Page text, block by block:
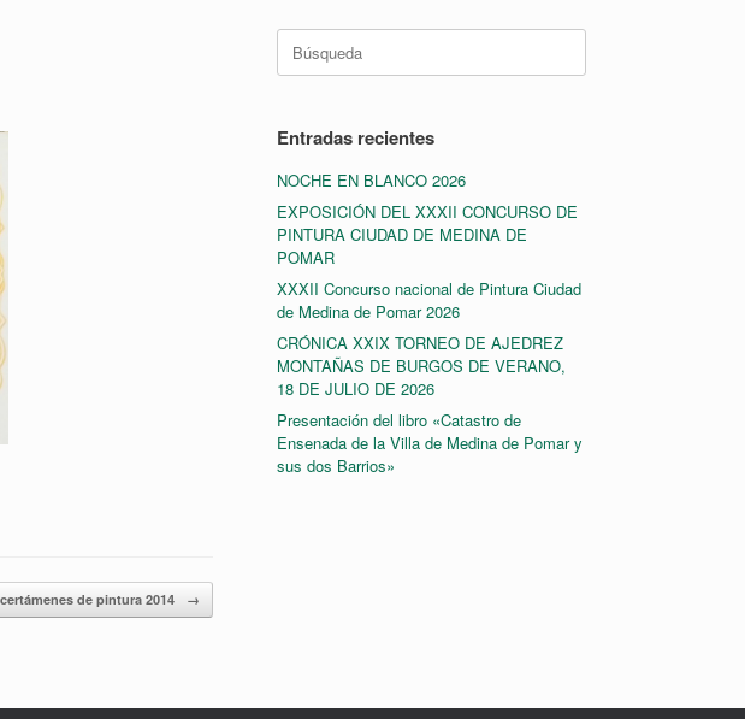
de pintura 2014 →
Buscar:
Entradas recientes
NOCHE EN BLANCO 2026
EXPOSICIÓN DEL XXXII CONCURSO DE
PINTURA CIUDAD DE MEDINA DE
POMAR
XXXII Concurso nacional de Pintura Ciudad
de Medina de Pomar 2026
CRÓNICA XXIX TORNEO DE AJEDREZ
MONTAÑAS DE BURGOS DE VERANO,
18 DE JULIO DE 2026
Presentación del libro «Catastro de
Ensenada de la Villa de Medina de Pomar y
sus dos Barrios»